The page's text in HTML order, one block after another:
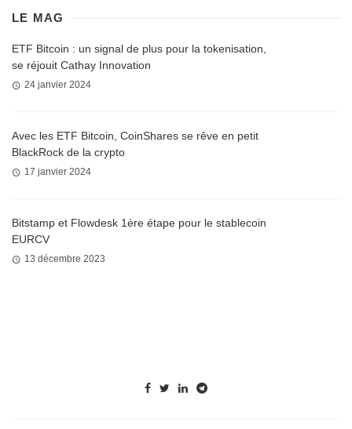
LE MAG
ETF Bitcoin : un signal de plus pour la tokenisation,
se réjouit Cathay Innovation
24 janvier 2024
Avec les ETF Bitcoin, CoinShares se rêve en petit
BlackRock de la crypto
17 janvier 2024
Bitstamp et Flowdesk 1ère étape pour le stablecoin
EURCV
13 décembre 2023